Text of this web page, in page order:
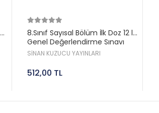
8.Sınıf Sayısal Bölüm İlk Doz 12 li
Genel Değerlendirme Sınavı
2027 Lgs Sinan Kuzucu
SİNAN KUZUCU YAYINLARI
512,00 TL